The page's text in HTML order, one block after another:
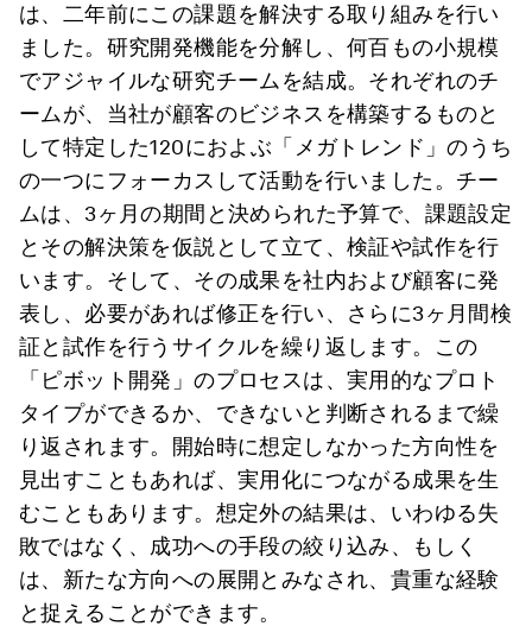
は、二年前にこの課題を解決する取り組みを行い
ました。研究開発機能を分解し、何百もの小規模
でアジャイルな研究チームを結成。それぞれのチ
ームが、当社が顧客のビジネスを構築するものと
して特定した120におよぶ「メガトレンド」のうち
の一つにフォーカスして活動を行いました。チー
ムは、3ヶ月の期間と決められた予算で、課題設定
とその解決策を仮説として立て、検証や試作を行
います。そして、その成果を社内および顧客に発
表し、必要があれば修正を行い、さらに3ヶ月間検
証と試作を行うサイクルを繰り返します。この
「ピボット開発」のプロセスは、実用的なプロト
タイプができるか、できないと判断されるまで繰
り返されます。開始時に想定しなかった方向性を
見出すこともあれば、実用化につながる成果を生
むこともあります。想定外の結果は、いわゆる失
敗ではなく、成功への手段の絞り込み、もしく
は、新たな方向への展開とみなされ、貴重な経験
と捉えることができます。